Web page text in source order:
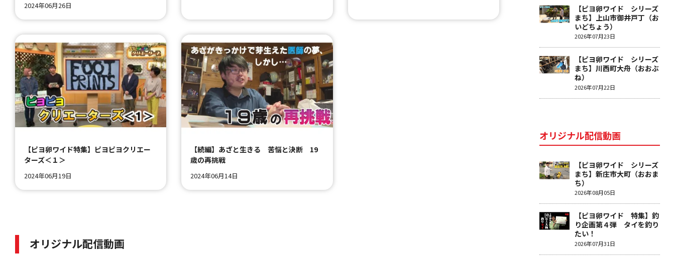
2024年06月26日
【ピヨ卵ワイド特集】ピヨピヨクリエー
ターズ＜１＞
2024年06月19日
【続編】あざと生きる 苦悩と決断 19
歳の再挑戦
2024年06月14日
オリジナル配信動画
【ピヨ卵ワイド シリーズ
まち】上山市御井戸丁（お
いどちょう）
2026年07月23日
【ピヨ卵ワイド シリーズ
まち】川西町大舟（おおぶ
ね）
2026年07月22日
オリジナル配信動画
【ピヨ卵ワイド シリーズ
まち】新庄市大町（おおま
ち）
2026年08月05日
【ピヨ卵ワイド 特集】釣
り企画第４弾 タイを釣り
たい！
2026年07月31日